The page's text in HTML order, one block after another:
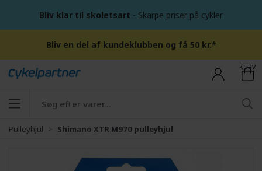
Bliv klar til skoletsart - Skarpe priser på cykler
Bliv en del af kundeklubben og få 50 kr.*
KURV
Pulleyhjul Shimano XTR M970 pulleyhjul